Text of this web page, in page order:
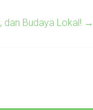
dan Budaya Lokal! →